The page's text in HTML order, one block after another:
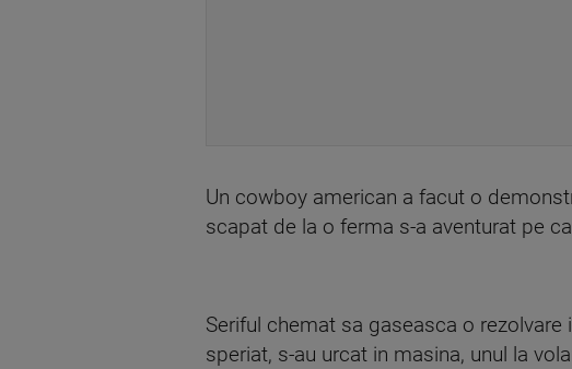
Un cowboy american a facut o
scapat de la o ferma s-a aventurat pe
Seriful chemat sa gaseasca o rezolvare
speriat, s-au urcat in masina, unul la